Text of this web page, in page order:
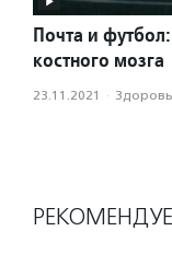
Почта и
костного мозга
23.11.2021 ·